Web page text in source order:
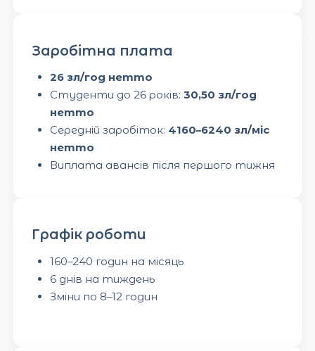
Заробітна плата
26 зл/год нетто
Студенти до 26 років: 30,50 зл/год
нетто
Середній заробіток: 4160–6240 зл/міс
нетто
Виплата авансів після першого тижня
Графік роботи
160–240 годин на місяць
6 днів на тиждень
Зміни по 8–12 годин